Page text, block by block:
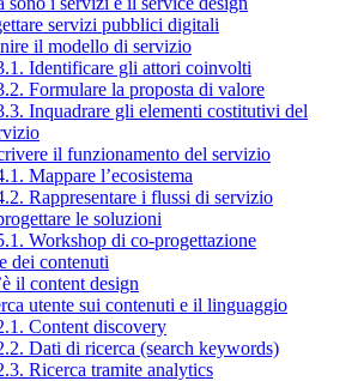
servizi pubblici digitali
il modello di servizio
Identificare gli attori coinvolti
Formulare la proposta di valore
Inquadrare gli elementi costitutivi del
il funzionamento del servizio
Mappare l’ecosistema
Rappresentare i flussi di servizio
le soluzioni
Workshop di co-progettazione
dei contenuti
il content design
utente sui contenuti e il linguaggio
Content discovery
Dati di ricerca (search keywords)
Ricerca tramite analytics